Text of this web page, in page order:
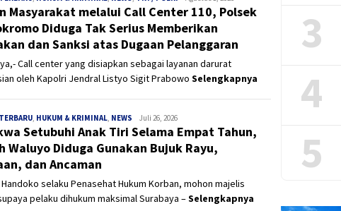
Masyarakat melalui Call Center 110, Polsek
Diduga Tak Serius Memberikan
dan Sanksi atas Dugaan Pelanggaran
Call center yang disiapkan sebagai layanan darurat
oleh Kapolri Jendral Listyo Sigit Prabowo Selengkapnya
, HUKUM & KRIMINAL, NEWS Panjinusantara
Juli 26, 2026
Setubuhi Anak Tiri Selama Empat Tahun,
Waluyo Diduga Gunakan Bujuk Rayu,
dan Ancaman
selaku Penasehat Hukum Korban, mohon majelis
pelaku dihukum maksimal Surabaya –Selengkapnya
3
4
5